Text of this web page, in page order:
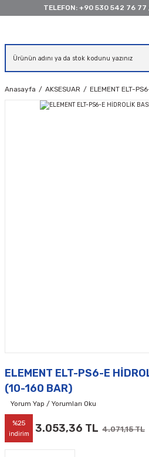
TELEFON: +90 530 542 76 77
Anasayfa AKSESUAR ELEMENT ELT-
ELEMENT ELT-PS6-E
(10-160 BAR)
Yorum Yap / Yorumları Oku
%25
indirim 3.053,36 TL 4.071,15 TL